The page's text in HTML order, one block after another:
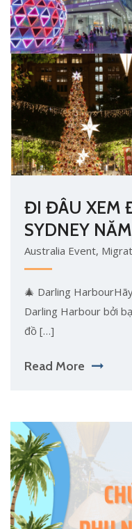
ĐI ĐÂU XEM
SYDNEY
Australia Event,
🎄 Darling
Darling Harbour bởi
đồ […]
Read More